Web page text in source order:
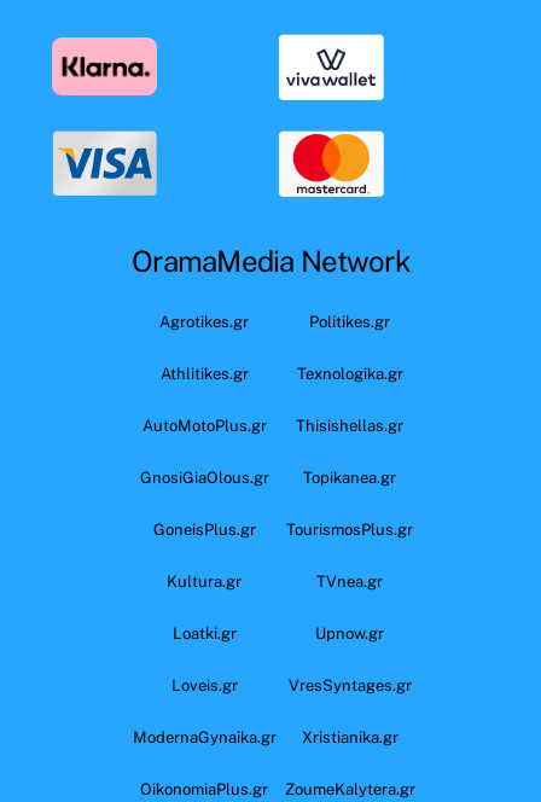
OramaMedia Network
Agrotikes.gr Politikes.gr
Athlitikes.gr Texnologika.gr
AutoMotoPlus.gr Thisishellas.gr
GnosiGiaOlous.gr Topikanea.gr
GoneisPlus.gr TourismosPlus.gr
Kultura.gr TVnea.gr
Loatki.gr Upnow.gr
Loveis.gr VresSyntages.gr
ModernaGynaika.gr Xristianika.gr
OikonomiaPlus.gr ZoumeKalytera.gr